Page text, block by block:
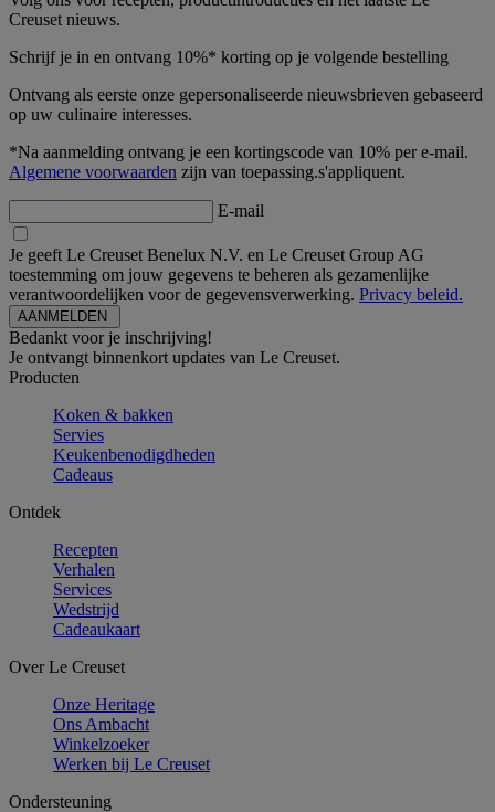
Creuset nieuws.
Schrijf je in en ontvang 10%* korting op je volgende bestelling
Ontvang als eerste onze gepersonaliseerde nieuwsbrieven gebaseerd
op uw culinaire interesses.
*Na aanmelding ontvang je een kortingscode van 10% per e-mail.
Algemene voorwaarden zijn van toepassing.s'appliquent.
E-mail
Je geeft Le Creuset Benelux N.V. en Le Creuset Group AG
toestemming om jouw gegevens te beheren als gezamenlijke
verantwoordelijken voor de gegevensverwerking. Privacy beleid.
Bedankt voor je inschrijving!
Je ontvangt binnenkort updates van Le Creuset.
Producten
Koken & bakken
Servies
Keukenbenodigdheden
Cadeaus
Ontdek
Recepten
Verhalen
Services
Wedstrijd
Cadeaukaart
Over Le Creuset
Onze Heritage
Ons Ambacht
Winkelzoeker
Werken bij Le Creuset
Ondersteuning